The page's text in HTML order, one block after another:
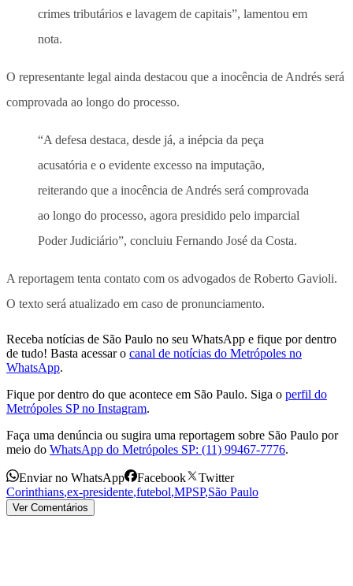
crimes tributários e lavagem de capitais”, lamentou em
nota.
O representante legal ainda destacou que a inocência de Andrés será
comprovada ao longo do processo.
“A defesa destaca, desde já, a inépcia da peça
acusatória e o evidente excesso na imputação,
reiterando que a inocência de Andrés será comprovada
ao longo do processo, agora presidido pelo imparcial
Poder Judiciário”, concluiu Fernando José da Costa.
A reportagem tenta contato com os advogados de Roberto Gavioli.
O texto será atualizado em caso de pronunciamento.
Receba notícias de São Paulo no seu WhatsApp e fique por dentro
de tudo! Basta acessar o canal de notícias do Metrópoles no
WhatsApp.
Fique por dentro do que acontece em São Paulo. Siga o perfil do
Metrópoles SP no Instagram.
Faça uma denúncia ou sugira uma reportagem sobre São Paulo por
meio do WhatsApp do Metrópoles SP: (11) 99467-7776.
Enviar no WhatsApp Facebook
Twitter
Corinthians,ex-presidente,futebol,MPSP,São Paulo
Ver Comentários